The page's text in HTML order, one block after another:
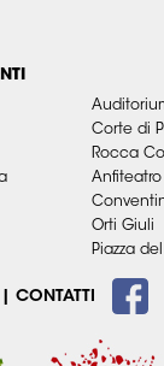
Corte di
Rocca
Anfiteatro
Orti Giuli
Piazza
CONTATTI